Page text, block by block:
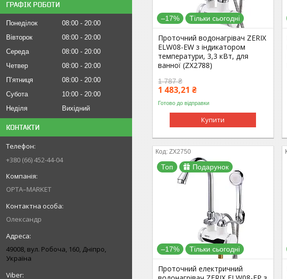
ГРАФІК РОБОТИ
Понеділок 08:00
20:00
Вівторок
08:00
20:00
Середа
08:00
20:00
Четвер
08:00
20:00
Пʼятниця
08:00
20:00
Субота
10:00
20:00
Неділя
Вихідний
КОНТАКТИ
+380 (66) 452-44-04
OPTA–MARKET
Олександр
49008, вул. Робоча, 160, Дніпро,
Україна
–17% Тільки сьогодні
Проточний водонагрівач ZERIX
ELW08-EW з індикатором
температури, 3,3 кВт, для
ванної (ZX2788)
1 787 ₴
1 483,21 ₴
Готово до відправки
Купити
ZX2750
Топ Подарунок
–17% Тільки сьогодні
Проточний електричний